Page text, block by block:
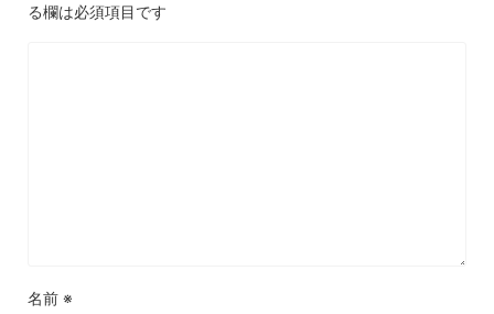
る欄は必須項目です
名前 ※